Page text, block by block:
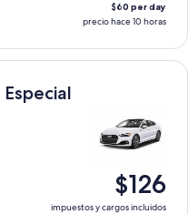
$60 per day
precio hace 10 horas
$126
impuestos y cargos incluidos
Audi A5 Sportback